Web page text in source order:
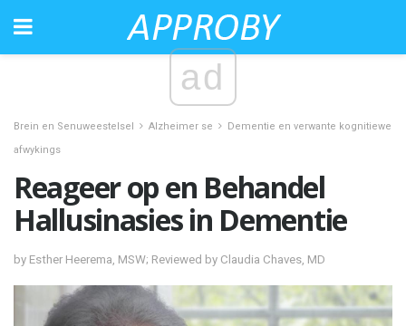
ad
Brein en Senuweestelsel Alzheimer se
Dementie en verwante kognitiewe
afwykings
Reageer op en Behandel
Hallusinasies in Dementie
by Esther Heerema, MSW; Reviewed by Claudia Chaves, MD